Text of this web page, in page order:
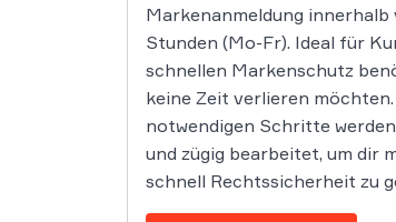
Markenanmeldung innerhalb
Stunden (Mo-Fr). Ideal für
schnellen Markenschutz
keine Zeit verlieren
notwendigen Schritte
und zügig bearbeitet, um dir
schnell Rechtssicherheit zu